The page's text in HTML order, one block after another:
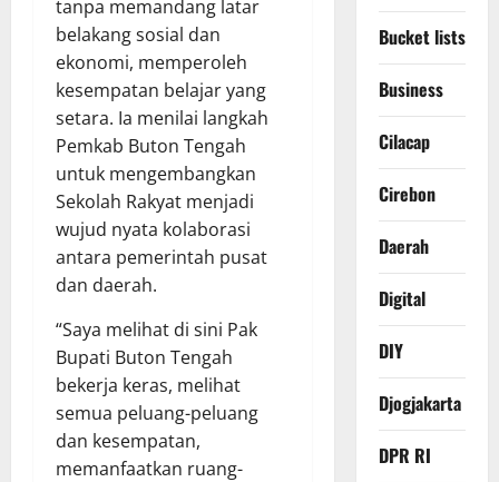
tanpa memandang latar
belakang sosial dan
ekonomi, memperoleh
kesempatan belajar yang
setara. Ia menilai langkah
Pemkab Buton Tengah
untuk mengembangkan
Sekolah Rakyat menjadi
wujud nyata kolaborasi
antara pemerintah pusat
dan daerah.
“Saya melihat di sini Pak
Bupati Buton Tengah
bekerja keras, melihat
semua peluang-peluang
dan kesempatan,
memanfaatkan ruang-
Bucket lists
Business
Cilacap
Cirebon
Daerah
Digital
DIY
Djogjakarta
DPR RI